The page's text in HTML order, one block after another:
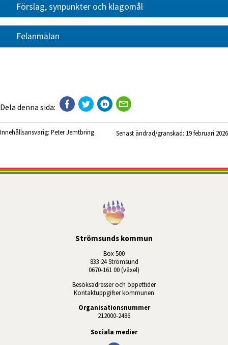
Förslag, synpunkter och klagomål
Felanmälan
Dela denna sida:
Innehållsansvarig: Peter Jemtbring Senast ändrad/granskad: 19 februari 2026
Strömsunds kommun
Box 500
833 24 Strömsund
0670-161 00 (växel)
Besöksadresser och öppettider
Kontaktuppgifter kommunen
Organisationsnummer
212000-2486
Sociala medier